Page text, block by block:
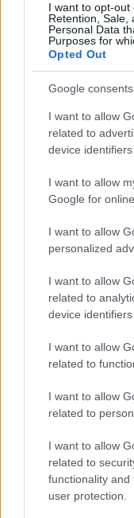
I want to opt-out
Retention, Sale,
Personal Data
Purposes for
Opted Out
Google consents
I want to allow
related to
device identifiers
I want to allow
Google for
I want to allow
personalized
I want to allow
related to
device identifiers
I want to allow
related to
I want to allow
related to
I want to allow
related to
functionality
user protection.
Az elmúlt
meghibásodás
brit védelmi
értesülése
óta
időn belül el
a
lassabban
alatti külső
kellemetlen
kísérlet
Az orosz
volt, hogy
adott esetben el
számítottak,